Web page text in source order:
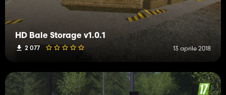
HD Bale Storage v1.0.1
2 077 13 aprile 2018